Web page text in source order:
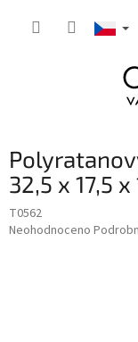
32,5 x 17,5
T0562
Průměrné
Neohodnoceno